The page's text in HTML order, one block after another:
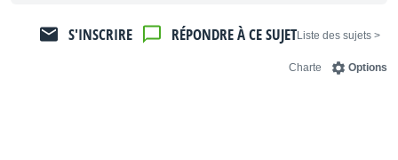
< Liste des sujets
RÉPONDRE À CE SUJET
S'INSCRIRE
Options
Charte